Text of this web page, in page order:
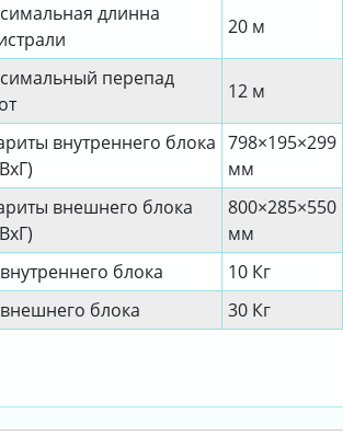
длинна
20 м
перепад
12 м
внутреннего блока 798×195×299
мм
внешнего блока
800×285×550
мм
блока
10 Кг
блока
30 Кг